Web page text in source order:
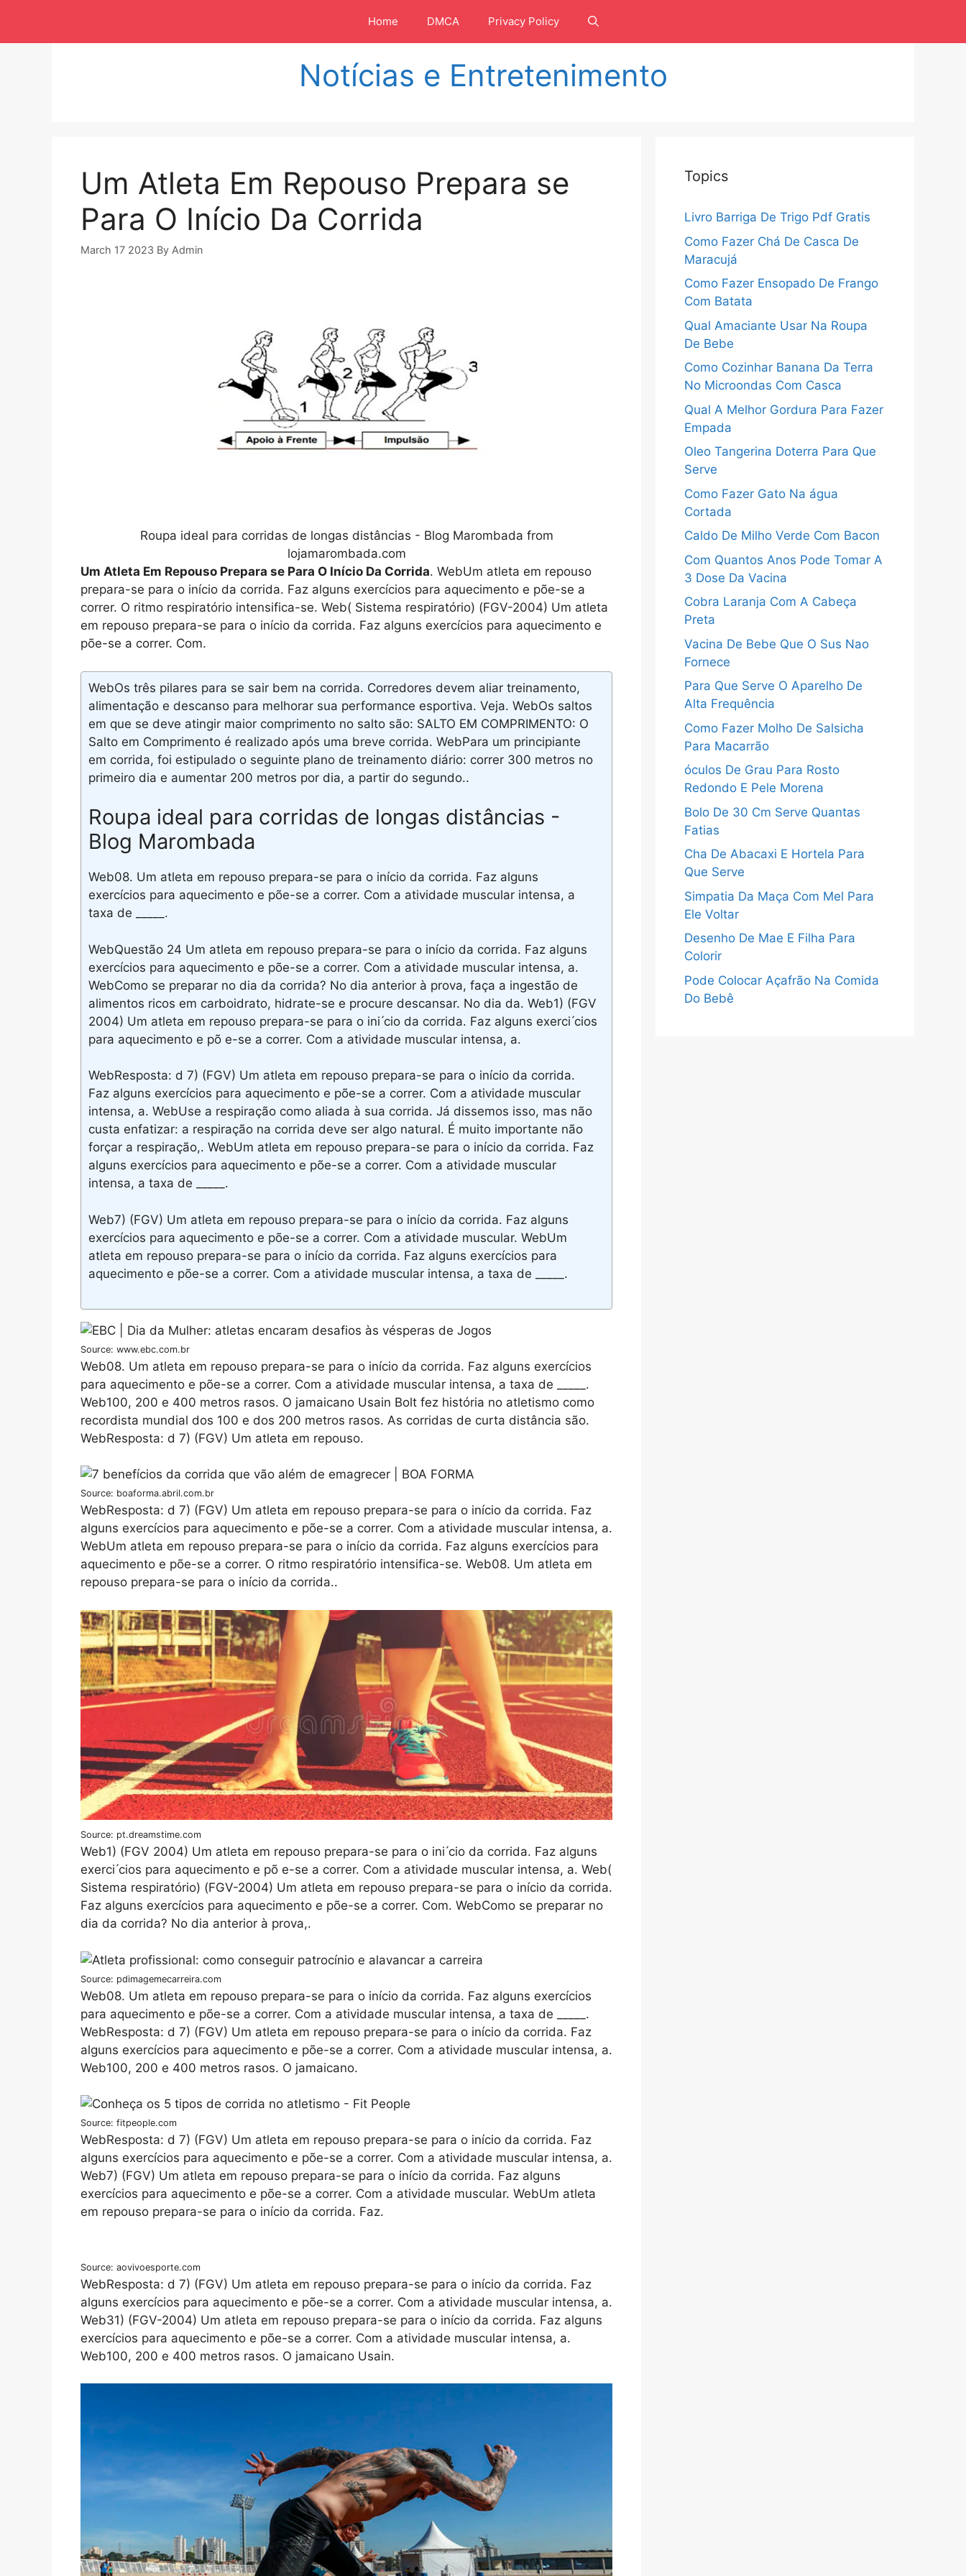
isi
Home DMCA Privacy Policy
Notícias e Entretenimento
Um Atleta Em Repouso Prepara se
Para O Início Da Corrida
March 17 2023 By Admin
Roupa ideal para corridas de longas distâncias - Blog Marombada from
lojamarombada.com
Um Atleta Em Repouso Prepara se Para O Início Da Corrida. WebUm atleta em repouso
prepara-se para o início da corrida. Faz alguns exercícios para aquecimento e põe-se a
correr. O ritmo respiratório intensifica-se. Web( Sistema respiratório) (FGV-2004) Um atleta
em repouso prepara-se para o início da corrida. Faz alguns exercícios para aquecimento e
põe-se a correr. Com.
WebOs três pilares para se sair bem na corrida. Corredores devem aliar treinamento,
alimentação e descanso para melhorar sua performance esportiva. Veja. WebOs saltos
em que se deve atingir maior comprimento no salto são: SALTO EM COMPRIMENTO: O
Salto em Comprimento é realizado após uma breve corrida. WebPara um principiante
em corrida, foi estipulado o seguinte plano de treinamento diário: correr 300 metros no
primeiro dia e aumentar 200 metros por dia, a partir do segundo..
Roupa ideal para corridas de longas distâncias -
Blog Marombada
Web08. Um atleta em repouso prepara-se para o início da corrida. Faz alguns
exercícios para aquecimento e põe-se a correr. Com a atividade muscular intensa, a
taxa de _____.
WebQuestão 24 Um atleta em repouso prepara-se para o início da corrida. Faz alguns
exercícios para aquecimento e põe-se a correr. Com a atividade muscular intensa, a.
WebComo se preparar no dia da corrida? No dia anterior à prova, faça a ingestão de
alimentos ricos em carboidrato, hidrate-se e procure descansar. No dia da. Web1) (FGV
2004) Um atleta em repouso prepara-se para o ini ́cio da corrida. Faz alguns exerci ́cios
para aquecimento e põ e-se a correr. Com a atividade muscular intensa, a.
WebResposta: d 7) (FGV) Um atleta em repouso prepara-se para o início da corrida.
Faz alguns exercícios para aquecimento e põe-se a correr. Com a atividade muscular
intensa, a. WebUse a respiração como aliada à sua corrida. Já dissemos isso, mas não
custa enfatizar: a respiração na corrida deve ser algo natural. É muito importante não
forçar a respiração,. WebUm atleta em repouso prepara-se para o início da corrida. Faz
alguns exercícios para aquecimento e põe-se a correr. Com a atividade muscular
intensa, a taxa de _____.
Web7) (FGV) Um atleta em repouso prepara-se para o início da corrida. Faz alguns
exercícios para aquecimento e põe-se a correr. Com a atividade muscular. WebUm
atleta em repouso prepara-se para o início da corrida. Faz alguns exercícios para
aquecimento e põe-se a correr. Com a atividade muscular intensa, a taxa de _____.
Source: www.ebc.com.br
Web08. Um atleta em repouso prepara-se para o início da corrida. Faz alguns exercícios
para aquecimento e põe-se a correr. Com a atividade muscular intensa, a taxa de _____.
Web100, 200 e 400 metros rasos. O jamaicano Usain Bolt fez história no atletismo como
recordista mundial dos 100 e dos 200 metros rasos. As corridas de curta distância são.
WebResposta: d 7) (FGV) Um atleta em repouso.
Source: boaforma.abril.com.br
WebResposta: d 7) (FGV) Um atleta em repouso prepara-se para o início da corrida. Faz
alguns exercícios para aquecimento e põe-se a correr. Com a atividade muscular intensa, a.
WebUm atleta em repouso prepara-se para o início da corrida. Faz alguns exercícios para
aquecimento e põe-se a correr. O ritmo respiratório intensifica-se. Web08. Um atleta em
repouso prepara-se para o início da corrida..
Source: pt.dreamstime.com
Web1) (FGV 2004) Um atleta em repouso prepara-se para o ini ́cio da corrida. Faz alguns
exerci ́cios para aquecimento e põ e-se a correr. Com a atividade muscular intensa, a. Web(
Sistema respiratório) (FGV-2004) Um atleta em repouso prepara-se para o início da corrida.
Faz alguns exercícios para aquecimento e põe-se a correr. Com. WebComo se preparar no
dia da corrida? No dia anterior à prova,.
Source: pdimagemecarreira.com
Web08. Um atleta em repouso prepara-se para o início da corrida. Faz alguns exercícios
para aquecimento e põe-se a correr. Com a atividade muscular intensa, a taxa de _____.
WebResposta: d 7) (FGV) Um atleta em repouso prepara-se para o início da corrida. Faz
alguns exercícios para aquecimento e põe-se a correr. Com a atividade muscular intensa, a.
Web100, 200 e 400 metros rasos. O jamaicano.
Source: fitpeople.com
WebResposta: d 7) (FGV) Um atleta em repouso prepara-se para o início da corrida. Faz
alguns exercícios para aquecimento e põe-se a correr. Com a atividade muscular intensa, a.
Web7) (FGV) Um atleta em repouso prepara-se para o início da corrida. Faz alguns
exercícios para aquecimento e põe-se a correr. Com a atividade muscular. WebUm atleta
em repouso prepara-se para o início da corrida. Faz.
Source: aovivoesporte.com
WebResposta: d 7) (FGV) Um atleta em repouso prepara-se para o início da corrida. Faz
alguns exercícios para aquecimento e põe-se a correr. Com a atividade muscular intensa, a.
Web31) (FGV-2004) Um atleta em repouso prepara-se para o início da corrida. Faz alguns
exercícios para aquecimento e põe-se a correr. Com a atividade muscular intensa, a.
Web100, 200 e 400 metros rasos. O jamaicano Usain.
Topics
Livro Barriga De Trigo Pdf Gratis
Como Fazer Chá De Casca De
Maracujá
Como Fazer Ensopado De Frango
Com Batata
Qual Amaciante Usar Na Roupa
De Bebe
Como Cozinhar Banana Da Terra
No Microondas Com Casca
Qual A Melhor Gordura Para Fazer
Empada
Oleo Tangerina Doterra Para Que
Serve
Como Fazer Gato Na água
Cortada
Caldo De Milho Verde Com Bacon
Com Quantos Anos Pode Tomar A
3 Dose Da Vacina
Cobra Laranja Com A Cabeça
Preta
Vacina De Bebe Que O Sus Nao
Fornece
Para Que Serve O Aparelho De
Alta Frequência
Como Fazer Molho De Salsicha
Para Macarrão
óculos De Grau Para Rosto
Redondo E Pele Morena
Bolo De 30 Cm Serve Quantas
Fatias
Cha De Abacaxi E Hortela Para
Que Serve
Simpatia Da Maça Com Mel Para
Ele Voltar
Desenho De Mae E Filha Para
Colorir
Pode Colocar Açafrão Na Comida
Do Bebê